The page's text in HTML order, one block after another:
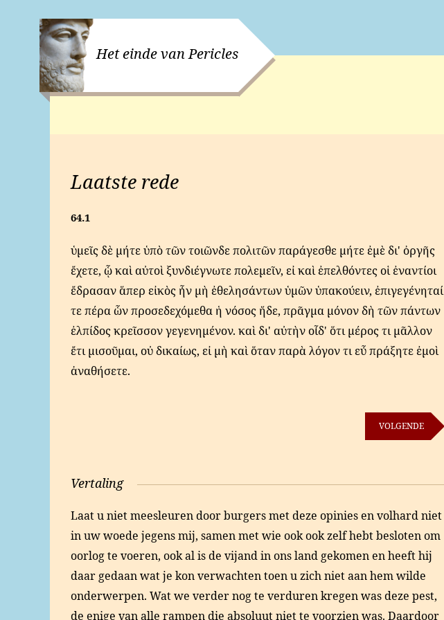
Het einde van Pericles
Laatste rede
64.1
ὑμεῖς δὲ μήτε ὑπὸ τῶν τοιῶνδε πολιτῶν παράγεσθε μήτε ἐμὲ δι' ὀργῆς
ἔχετε, ᾧ καὶ αὐτοὶ ξυνδιέγνωτε πολεμεῖν, εἰ καὶ ἐπελθόντες οἱ ἐναντίοι
ἔδρασαν ἅπερ εἰκὸς ἦν μὴ ἐθελησάντων ὑμῶν ὑπακούειν, ἐπιγεγένηταί
τε πέρα ὧν προσεδεχόμεθα ἡ νόσος ἥδε, πρᾶγμα μόνον δὴ τῶν πάντων
ἐλπίδος κρεῖσσον γεγενημένον. καὶ δι' αὐτὴν οἶδ' ὅτι μέρος τι μᾶλλον
ἔτι μισοῦμαι, οὐ δικαίως, εἰ μὴ καὶ ὅταν παρὰ λόγον τι εὖ πράξητε ἐμοὶ
ἀναθήσετε.
VOLGENDE
Vertaling
Laat u niet meesleuren door burgers met deze opinies en volhard niet
in uw woede jegens mij, samen met wie ook ook zelf hebt besloten om
oorlog te voeren, ook al is de vijand in ons land gekomen en heeft hij
daar gedaan wat je kon verwachten toen u zich niet aan hem wilde
onderwerpen. Wat we verder nog te verduren kregen was deze pest,
de enige van alle rampen die absoluut niet te voorzien was. Daardoor